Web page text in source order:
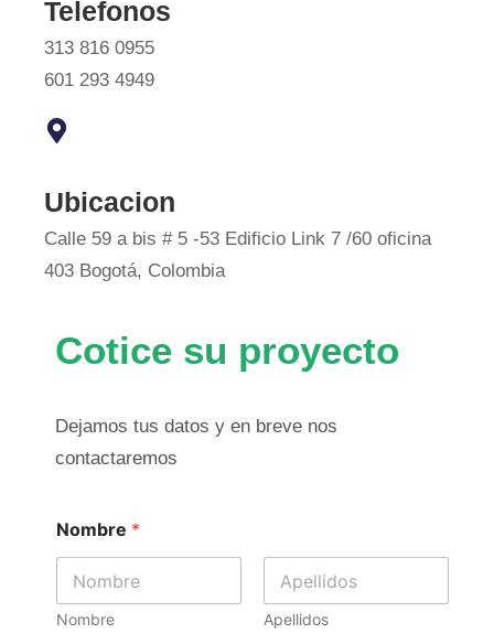
Telefonos
313 816 0955
601 293 4949
Ubicacion
Calle 59 a bis # 5 -53 Edificio Link 7 /60 oficina
403 Bogotá, Colombia
Cotice su proyecto
Dejamos tus datos y en breve nos
contactaremos
Nombre *
Nombre Apellidos